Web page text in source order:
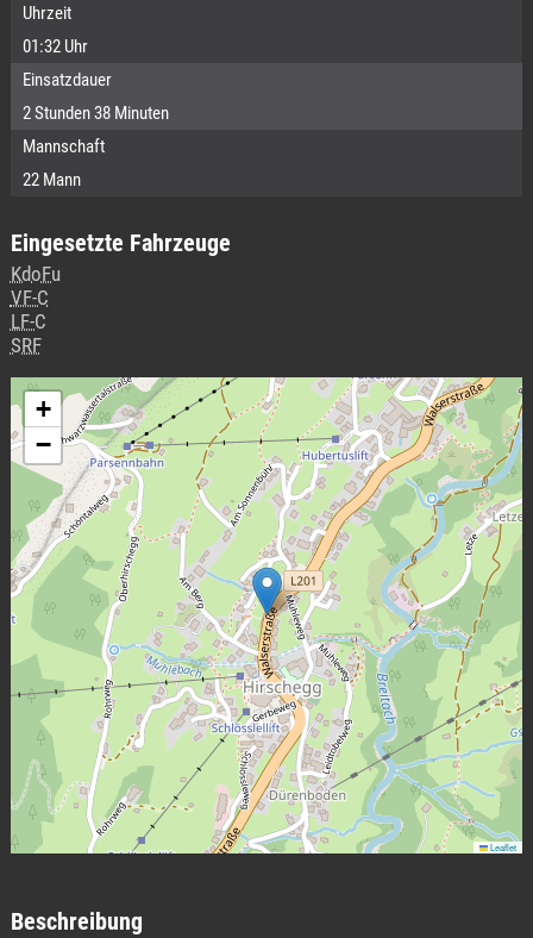
Uhrzeit
01:32 Uhr
Einsatzdauer
2 Stunden 38 Minuten
Mannschaft
22 Mann
Eingesetzte Fahrzeuge
KdoFu
VF-C
LF-C
SRF
+
−
Leaflet
Beschreibung